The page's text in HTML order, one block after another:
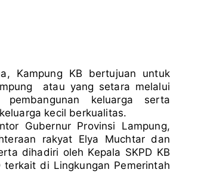
Kampung KB bertujuan untuk
atau yang setara melalui
keluarga serta
kecil berkualitas.
Gubernur Provinsi Lampung,
rakyat Elya Muchtar dan
dihadiri oleh Kepala SKPD KB
terkait di Lingkungan Pemerintah